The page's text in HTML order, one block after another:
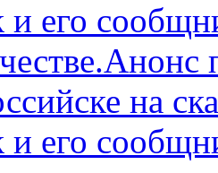
и его
на
и его